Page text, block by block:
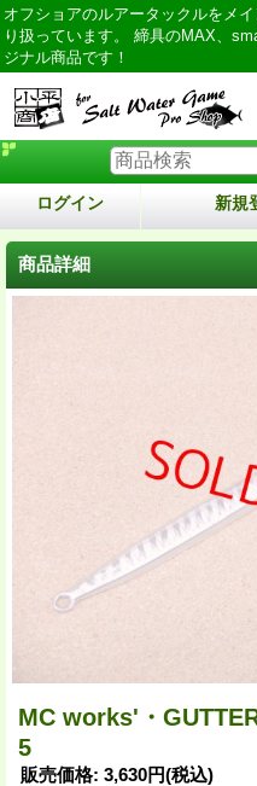
オフショアのルアータックルをメ
り扱っています。 締具のMAX、
ジナル商品です！
ログイン 新規
商品詳細
MC works'・
5
販売価格: 3,630円(税込)